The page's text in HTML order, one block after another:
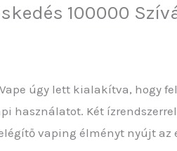
100000
Vape úgy lett kialakítva, hogy
használatot. Két
vaping élményt nyújt az